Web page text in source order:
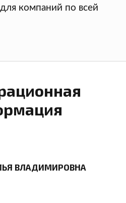
компаний по всей
ВЛАДИМИРОВНА